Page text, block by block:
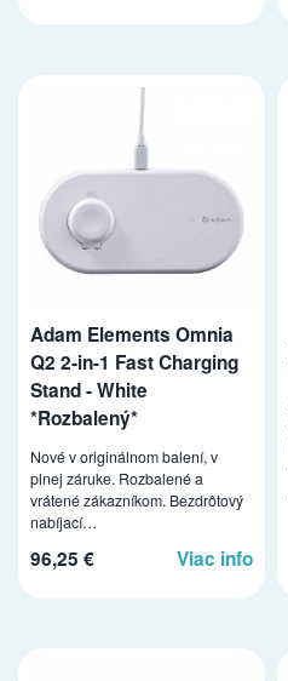
Adam Elements Omnia
Q2 2-in-1 Fast Charging
Stand - White
*Rozbalený*
Nové v originálnom balení, v
plnej záruke. Rozbalené a
vrátené zákazníkom. Bezdrôtový
nabíjací…
96,25 € Viac info